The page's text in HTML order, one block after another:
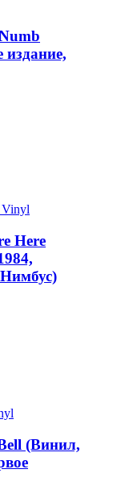
Here
(Винил,